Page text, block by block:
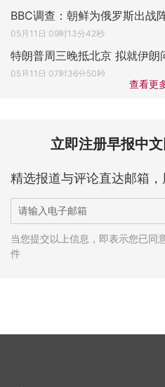
BBC调查：朝鲜为俄罗斯出战
05月11日 09时13分42秒
特朗普周三晚抵北京 拟就伊朗
05月11日 07时36分50秒
查看更
立即注册早报中
精选报道与评论直达邮箱，
当您提交以上信息，即表示您已同
件